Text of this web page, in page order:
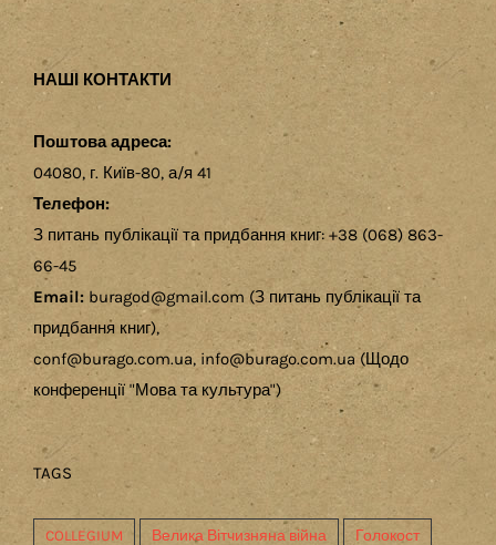
НАШІ КОНТАКТИ
Поштова адреса:
04080, г. Київ-80, а/я 41
Телефон:
З питань публікації та придбання книг: +38 (068) 863-
66-45
Email: buragod@gmail.com (З питань публікації та
придбання книг),
conf@burago.com.ua, info@burago.com.ua (Щодо
конференції "Мова та культура")
TAGS
COLLEGIUM Велика Вітчизняна війна Голокост